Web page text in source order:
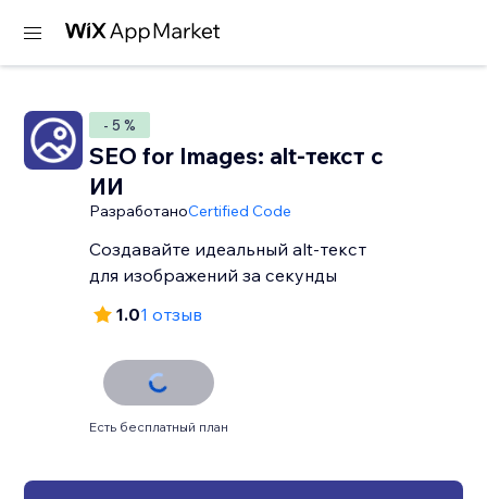
- 5 %
SEO for Images: alt-текст с
ИИ
РазработаноCertified Code
Создавайте идеальный alt-текст
для изображений за секунды
1.01 отзыв
Есть бесплатный план